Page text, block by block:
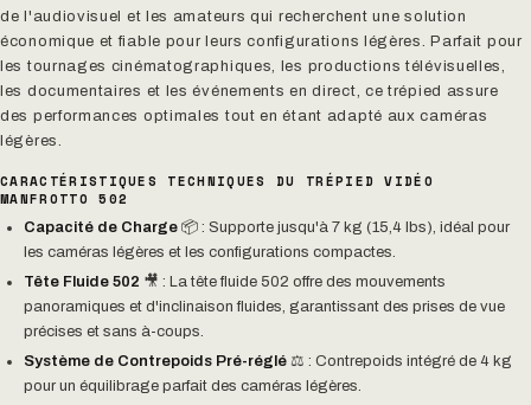
de l'audiovisuel et les amateurs qui recherchent une solution
économique et fiable pour leurs configurations légères. Parfait pour
les tournages cinématographiques, les productions télévisuelles,
les documentaires et les événements en direct, ce trépied assure
des performances optimales tout en étant adapté aux caméras
légères.
CARACTÉRISTIQUES TECHNIQUES DU TRÉPIED VIDÉO
MANFROTTO 502
Capacité de Charge 📦 : Supporte jusqu'à 7 kg (15,4 lbs), idéal pour
les caméras légères et les configurations compactes.
Tête Fluide 502 🎥 : La tête fluide 502 offre des mouvements
panoramiques et d'inclinaison fluides, garantissant des prises de vue
précises et sans à-coups.
Système de Contrepoids Pré-réglé ⚖️ : Contrepoids intégré de 4 kg
pour un équilibrage parfait des caméras légères.